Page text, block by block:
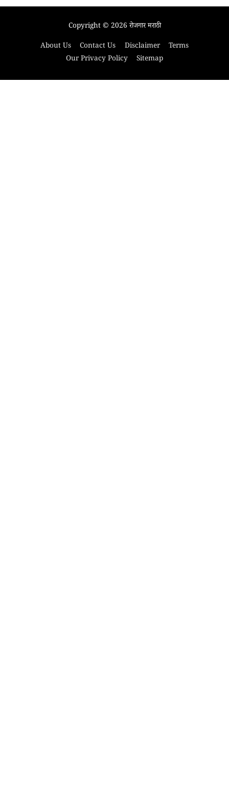
Copyright © 2026रोजगार मराठी
About Us
Contact Us Disclaimer
Terms
Our Privacy Policy
Sitemap